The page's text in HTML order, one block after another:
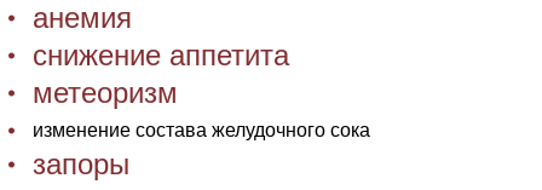
анемия
снижение аппетита
метеоризм
изменение состава желудочного сока
запоры